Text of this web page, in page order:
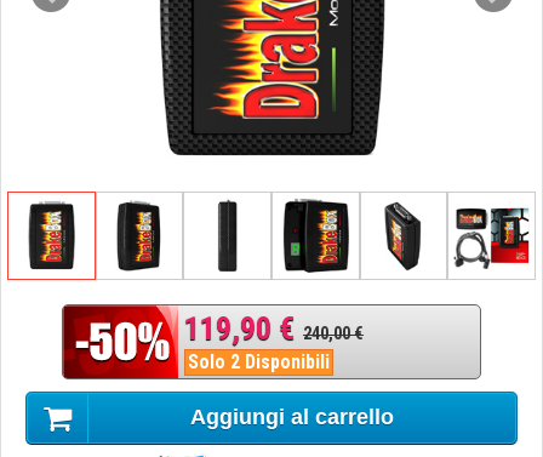
119,90 € 240,00 €
Solo 2 Disponibili
Aggiungi al carrello